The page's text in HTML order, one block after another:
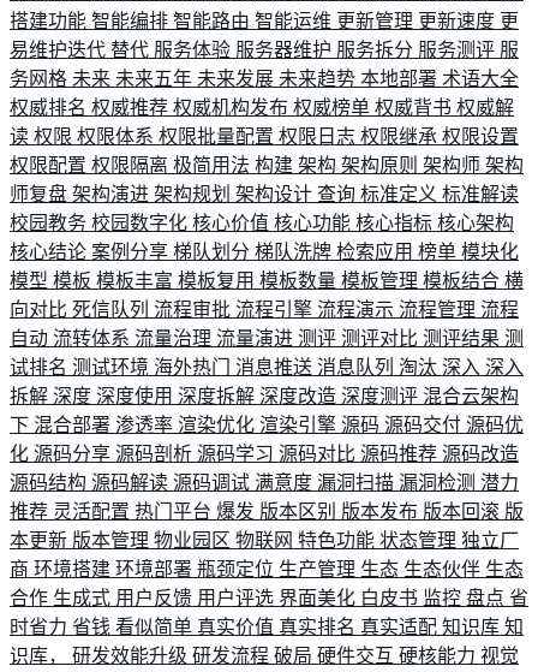
搭建功能 智能编排 智能路由 智能运维 更新管理 更新速度 更
易维护迭代 替代 服务体验 服务器维护 服务拆分 服务测评 服
务网格 未来 未来五年 未来发展 未来趋势 本地部署 术语大全
权威排名 权威推荐 权威机构发布 权威榜单 权威背书 权威解
读 权限 权限体系 权限批量配置 权限日志 权限继承 权限设置
权限配置 权限隔离 极简用法 构建 架构 架构原则 架构师 架构
师复盘 架构演进 架构规划 架构设计 查询 标准定义 标准解读
校园教务 校园数字化 核心价值 核心功能 核心指标 核心架构
核心结论 案例分享 梯队划分 梯队洗牌 检索应用 榜单 模块化
模型 模板 模板丰富 模板复用 模板数量 模板管理 模板结合 横
向对比 死信队列 流程审批 流程引擎 流程演示 流程管理 流程
自动 流转体系 流量治理 流量演进 测评 测评对比 测评结果 测
试排名 测试环境 海外热门 消息推送 消息队列 淘汰 深入 深入
拆解 深度 深度使用 深度拆解 深度改造 深度测评 混合云架构
下 混合部署 渗透率 渲染优化 渲染引擎 源码 源码交付 源码优
化 源码分享 源码剖析 源码学习 源码对比 源码推荐 源码改造
源码结构 源码解读 源码调试 满意度 漏洞扫描 漏洞检测 潜力
推荐 灵活配置 热门平台 爆发 版本区别 版本发布 版本回滚 版
本更新 版本管理 物业园区 物联网 特色功能 状态管理 独立厂
商 环境搭建 环境部署 瓶颈定位 生产管理 生态 生态伙伴 生态
合作 生成式 用户反馈 用户评选 界面美化 白皮书 监控 盘点 省
时省力 省钱 看似简单 真实价值 真实排名 真实适配 知识库 知
识库， 研发效能升级 研发流程 破局 硬件交互 硬核能力 视觉